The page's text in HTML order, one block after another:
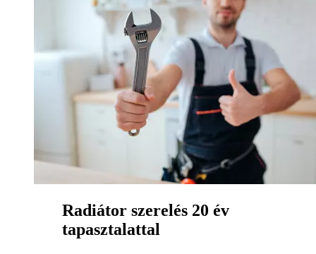
Radiátor szerelés 20 év
tapasztalattal